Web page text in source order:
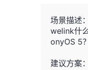
场景描述：
welink什
onyOS 5
建议方案：